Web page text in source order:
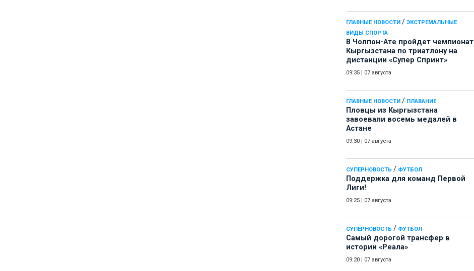
ГЛАВНЫЕ НОВОСТИ / ЭКСТРЕМАЛЬНЫЕ
ВИДЫ СПОРТА
В Чолпон-Ате пройдет чемпионат
Кыргызстана по триатлону на
дистанции «Супер Спринт»
09:35 07 августа
ГЛАВНЫЕ НОВОСТИ / ПЛАВАНИЕ
Пловцы из Кыргызстана
завоевали восемь медалей в
Астане
09:30 07 августа
СУПЕРНОВОСТЬ / ФУТБОЛ
Поддержка для команд Первой
Лиги!
09:25 07 августа
СУПЕРНОВОСТЬ / ФУТБОЛ
Самый дорогой трансфер в
истории «Реала»
09:20 07 августа